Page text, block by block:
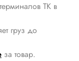
ТК в
груз до
за товар.